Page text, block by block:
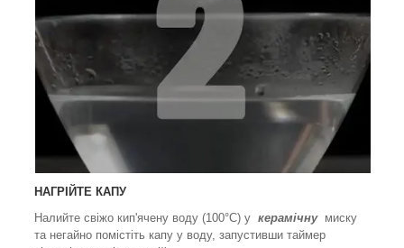
НАГРІЙТЕ КАПУ
Налийте свіжо кип'ячену воду (100°C) у керамічнумиску
та негайно помістіть капу у воду, запустивши таймер